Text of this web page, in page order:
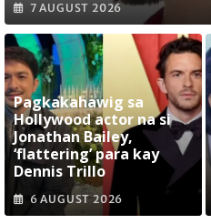
7 AUGUST 2026
Pagkakahawig sa
Hollywood actor na si
Jonathan Bailey,
‘flattering’ para kay
Dennis Trillo
6 AUGUST 2026